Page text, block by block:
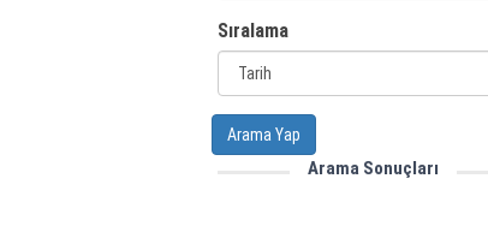
Sıralama
Arama Yap
Arama Sonuçları